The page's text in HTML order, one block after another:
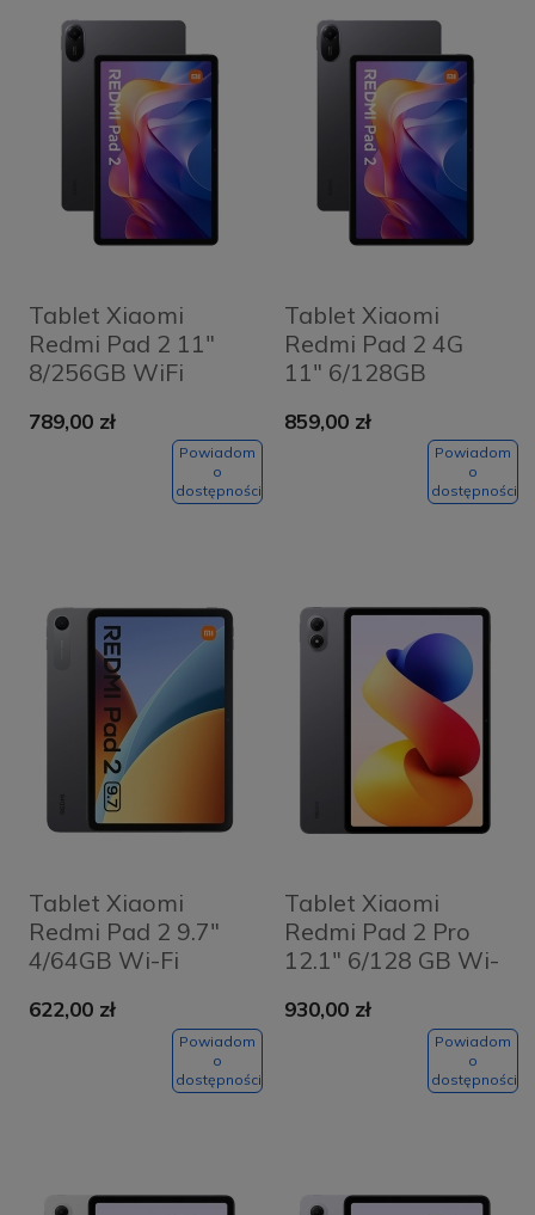
Tablet Xiaomi
Redmi Pad 2 11"
8/256GB WiFi
Graphite Grey
789,00 zł
Powiadom
o
dostępności
Tablet Xiaomi
Redmi Pad 2 4G
11" 6/128GB
Graphite Grey
859,00 zł
Powiadom
o
dostępności
Tablet Xiaomi
Redmi Pad 2 9.7"
4/64GB Wi-Fi
Graphite Grey
622,00 zł
Powiadom
o
dostępności
Tablet Xiaomi
Redmi Pad 2 Pro
12.1" 6/128 GB Wi-
Graphite Grey
930,00 zł
Powiadom
o
dostępności